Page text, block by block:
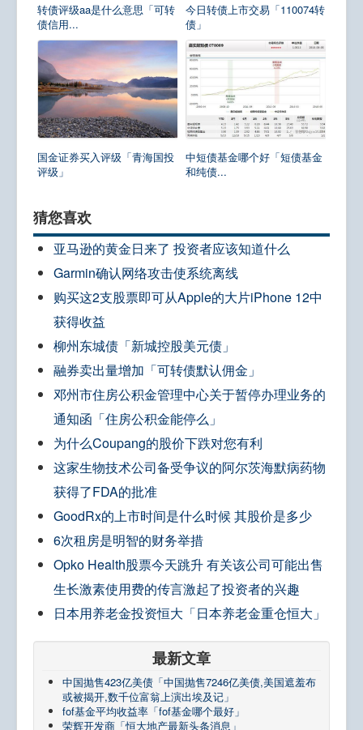
转债评级aa是什么意思「可转
债信用...
今日转债上市交易「110074转
债」
国金证券买入评级「青海国投
评级」
中短债基金哪个好「短债基金
和纯债...
猜您喜欢
亚马逊的黄金日来了 投资者应该知道什么
Garmin确认网络攻击使系统离线
购买这2支股票即可从Apple的大片iPhone 12中
获得收益
柳州东城债「新城控股美元债」
融券卖出量增加「可转债默认佣金」
邓州市住房公积金管理中心关于暂停办理业务的
通知函「住房公积金能停么」
为什么Coupang的股价下跌对您有利
这家生物技术公司备受争议的阿尔茨海默病药物
获得了FDA的批准
GoodRx的上市时间是什么时候 其股价是多少
6次租房是明智的财务举措
Opko Health股票今天跳升 有关该公司可能出售
生长激素使用费的传言激起了投资者的兴趣
日本用养老金投资恒大「日本养老金重仓恒大」
最新文章
中国抛售423亿美债「中国抛售7246亿美债,美国遮羞布
或被揭开,数千位富翁上演出埃及记」
fof基金平均收益率「fof基金哪个最好」
荣辉开发商「恒大地产最新头条消息」